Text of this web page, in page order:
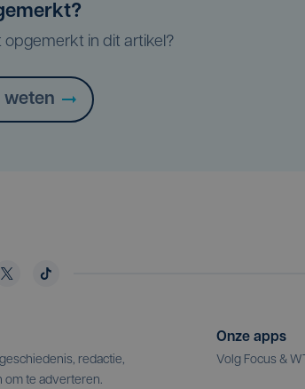
opgemerkt in dit artikel?
weten
redactie,
om te adverteren.
Onze apps
Volg Focus &